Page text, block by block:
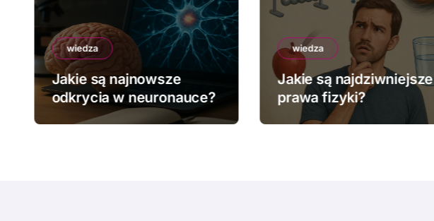
wiedza
Jakie są najnowsze
odkrycia w neuronauce?
wiedza
Jakie są najdziwniejsze
prawa fizyki?